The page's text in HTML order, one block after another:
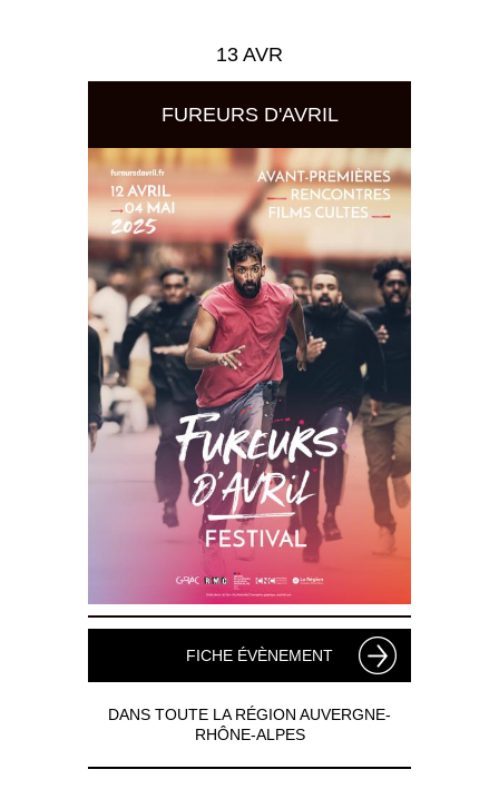
13 AVR
FUREURS D'AVRIL
FICHE ÉVÈNEMENT
DANS TOUTE LA RÉGION AUVERGNE-
RHÔNE-ALPES